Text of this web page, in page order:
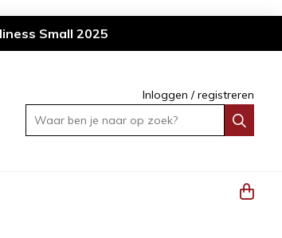
Small 2025
Inloggen /registreren
Waar ben je naar op zoek?